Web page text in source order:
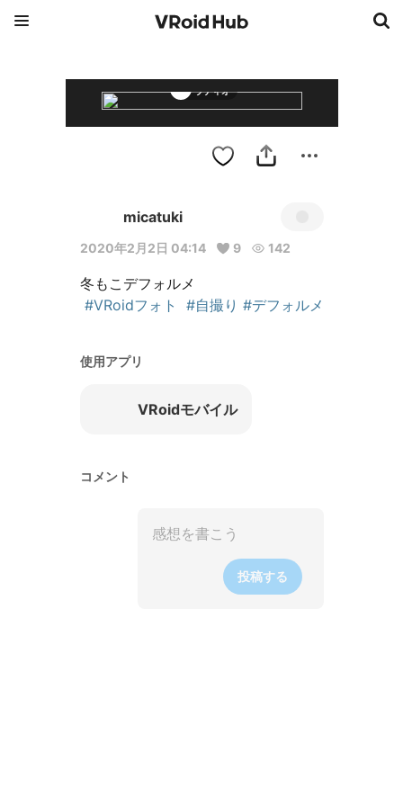
ラティオ
micatuki
2020年2月2日 04:14 9 142
冬もこデフォルメ
#VRoidフォト
#自撮り #デフォルメ
使用アプリ
VRoidモバイル
コメント
投稿する